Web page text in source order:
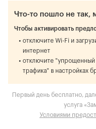
Что-то пошло не так,
Чтобы активировать
отключите Wi-Fi и
интернет
отключите
трафика" в настройках
Первый день бесплатно,
услуга
Условиями